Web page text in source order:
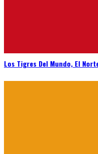
Los Tigres Del Mundo, El